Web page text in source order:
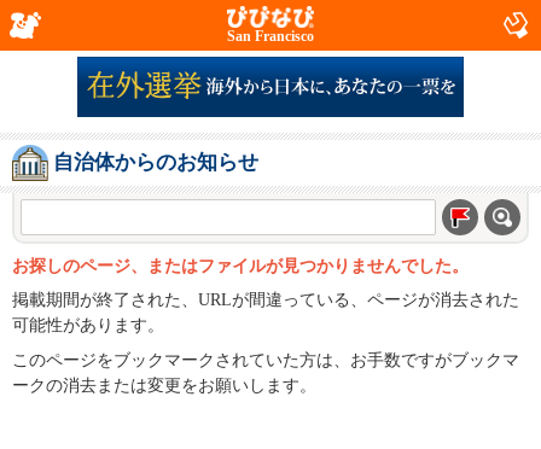
San Francisco
自治体からのお知らせ
お探しのページ、またはファイルが見つかりませんでした。
掲載期間が終了された、URLが間違っている、ページが消去された
可能性があります。
このページをブックマークされていた方は、お手数ですがブックマ
ークの消去または変更をお願いします。